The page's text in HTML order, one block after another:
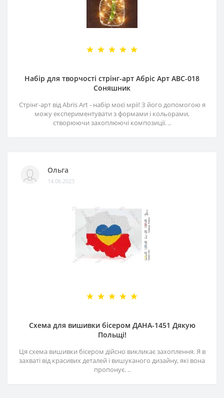
Набір для творчості стрінг-арт Абріс Арт АВС-018
Соняшник
Стрінг-арт від Abris Art - набір моєї мрії! З його допомогою я
можу експериментувати з формами і кольорами,
створюючи захоплюючі композиції. ..
Ольга
14.06.2023
Схема для вишивки бісером ДАНА-1451 Дякую
Польщі!
Ця схема вишивки бісером дійсно викликає захоплення. Я в
захваті від красивих деталей і вишуканого дизайну, які вона
пропонує. ..